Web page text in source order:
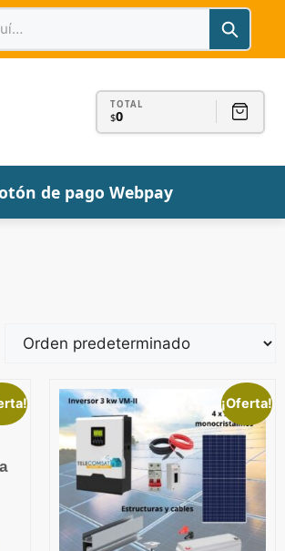
TOTAL
$0
de pago Webpay
¡Oferta!